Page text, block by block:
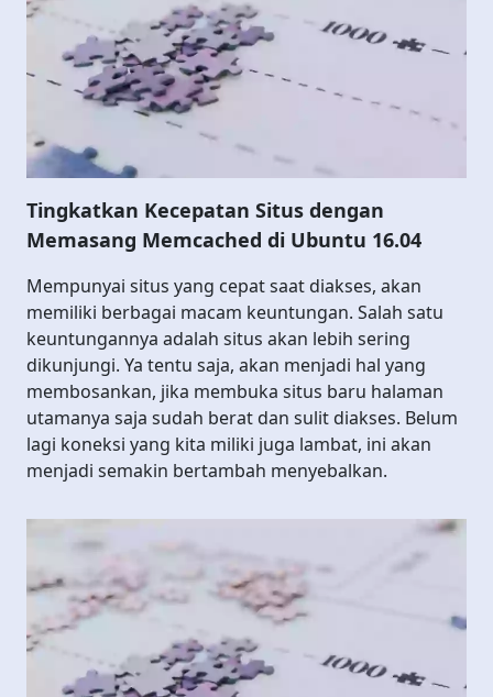
Tingkatkan Kecepatan Situs dengan
Memasang Memcached di Ubuntu 16.04
Mempunyai situs yang cepat saat diakses, akan
memiliki berbagai macam keuntungan. Salah satu
keuntungannya adalah situs akan lebih sering
dikunjungi. Ya tentu saja, akan menjadi hal yang
membosankan, jika membuka situs baru halaman
utamanya saja sudah berat dan sulit diakses. Belum
lagi koneksi yang kita miliki juga lambat, ini akan
menjadi semakin bertambah menyebalkan.